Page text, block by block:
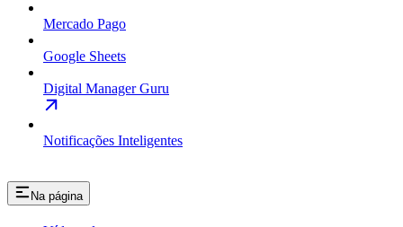
Mercado Pago
Google Sheets
Digital Manager Guru
Notificações Inteligentes
Na página